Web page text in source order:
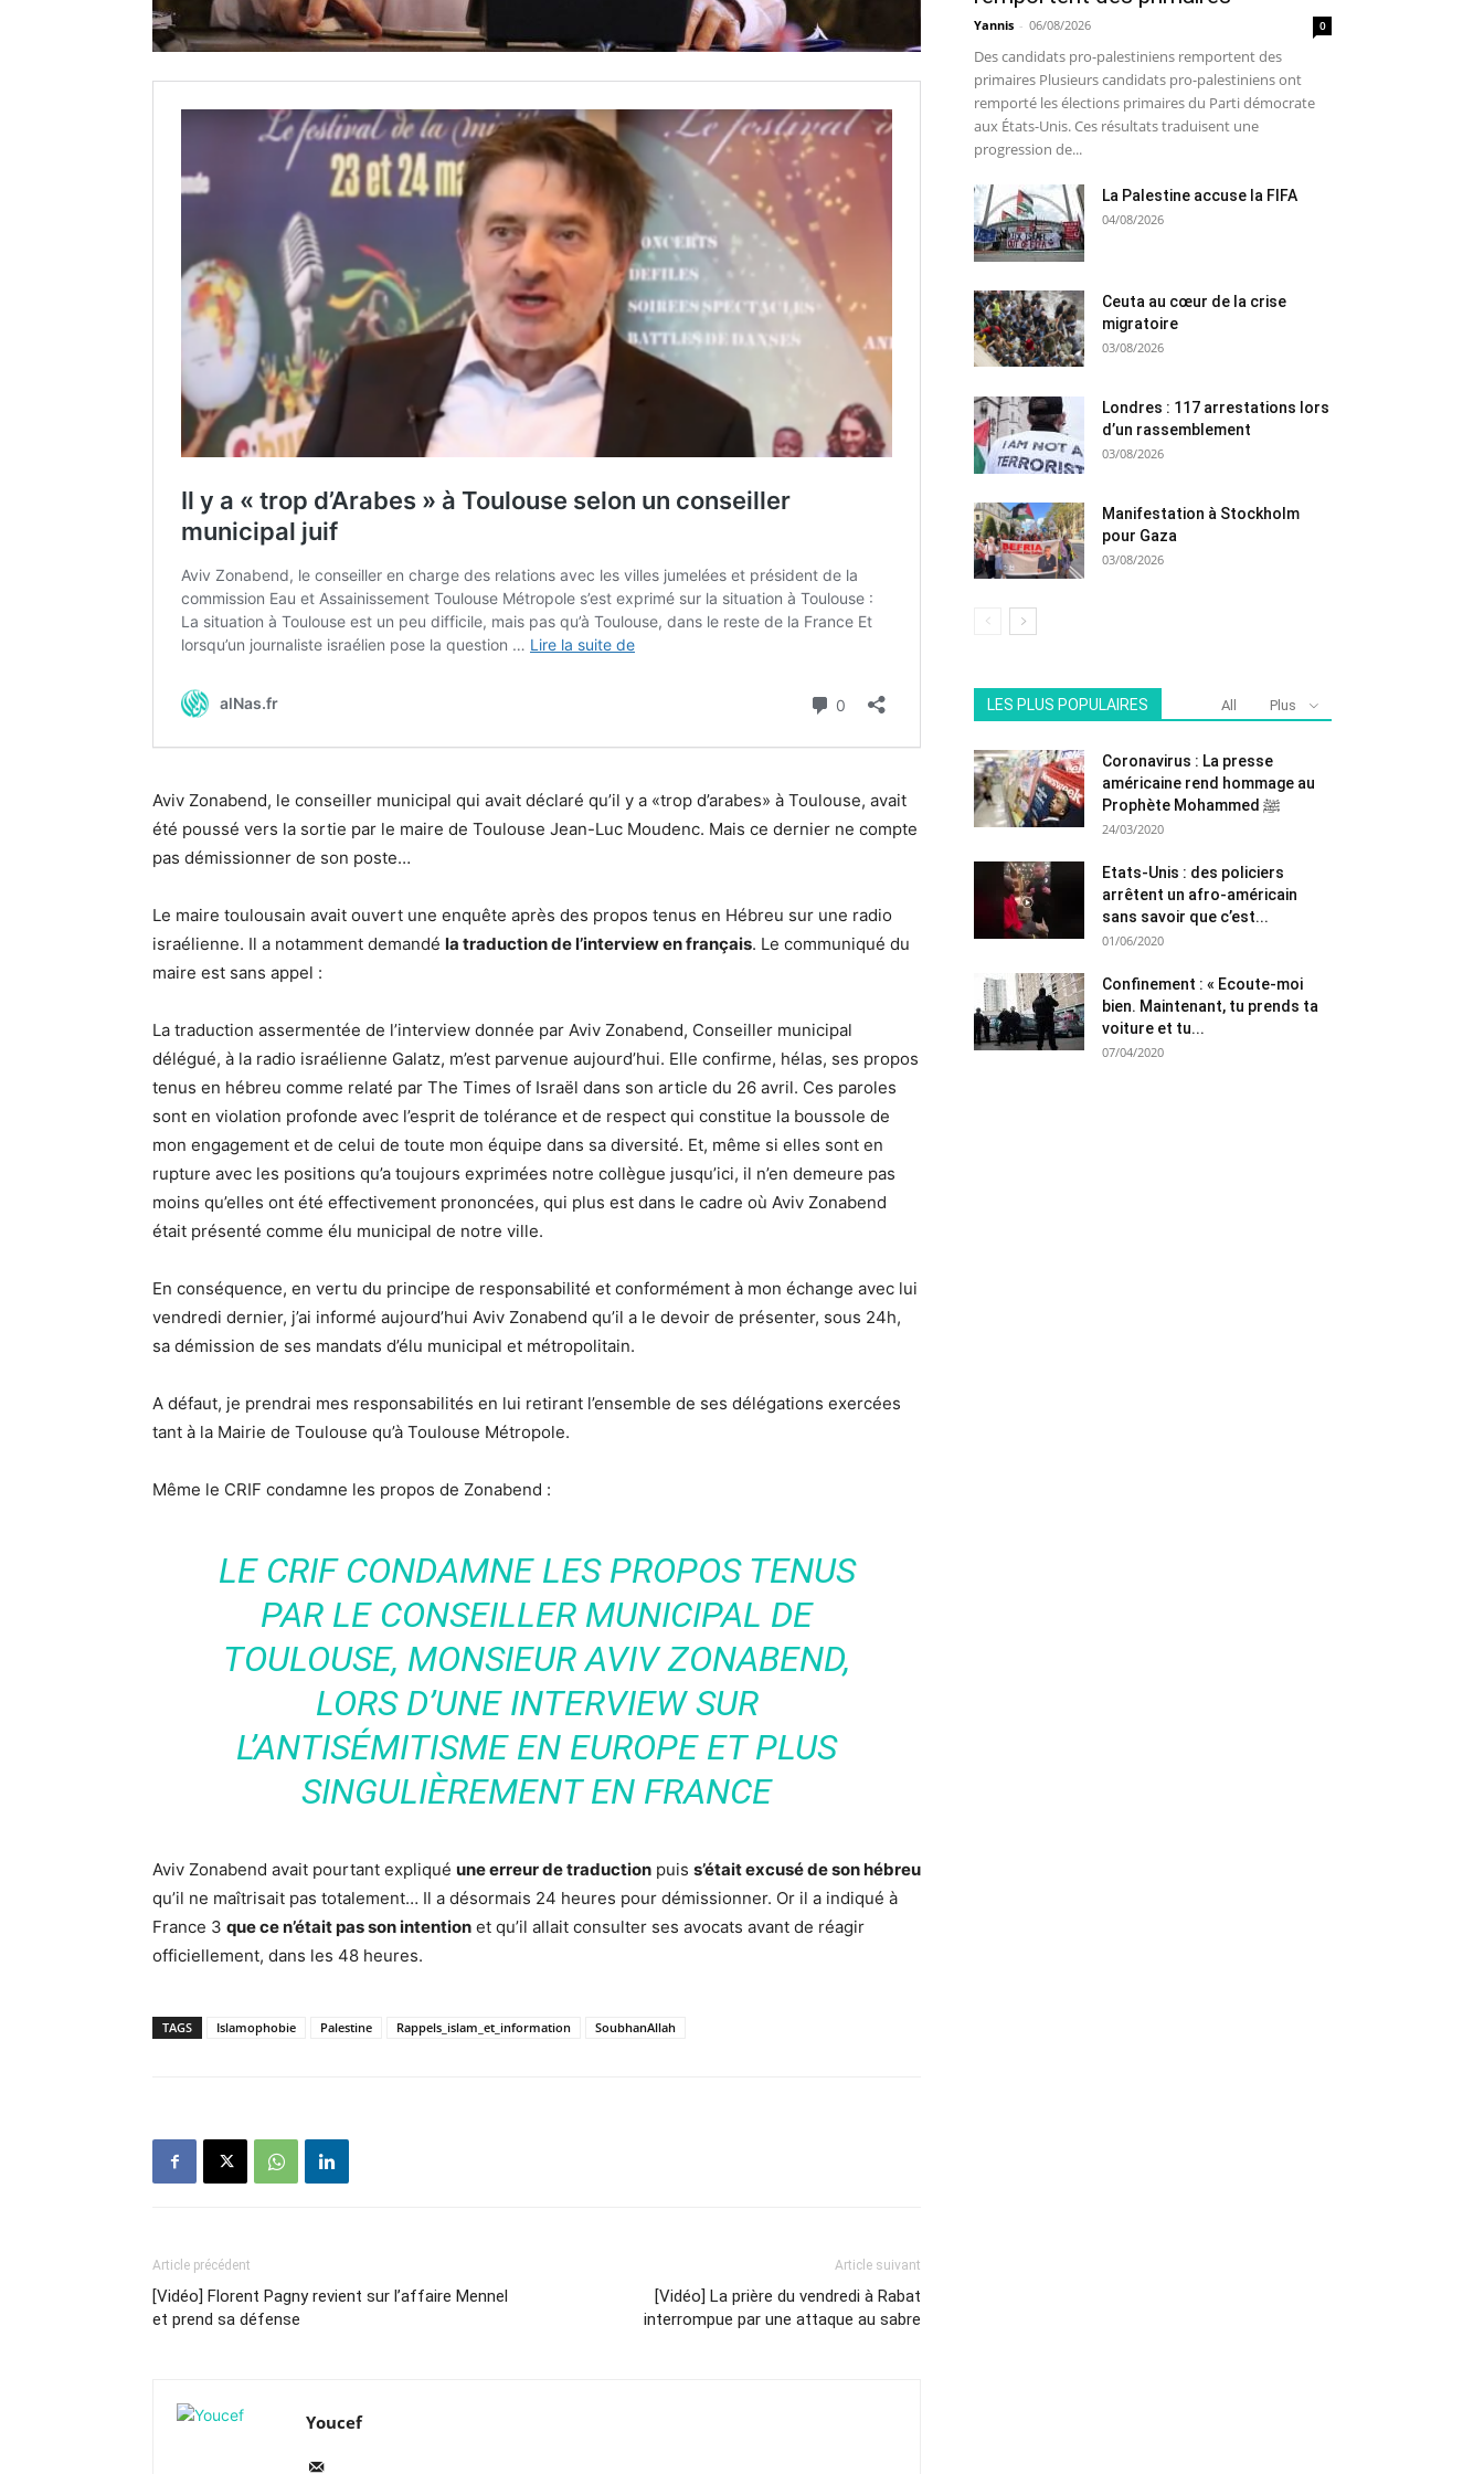
Aviv Zonabend, le conseiller municipal qui avait déclaré qu’il y a «trop d’arabes» à Toulouse, avait
été poussé vers la sortie par le maire de Toulouse Jean-Luc Moudenc. Mais ce dernier ne compte
pas démissionner de son poste…
Le maire toulousain avait ouvert une enquête après des propos tenus en Hébreu sur une radio
israélienne. Il a notamment demandé la traduction de l’interview en français. Le communiqué du
maire est sans appel :
La traduction assermentée de l’interview donnée par Aviv Zonabend, Conseiller municipal
délégué, à la radio israélienne Galatz, m’est parvenue aujourd’hui. Elle confirme, hélas, ses propos
tenus en hébreu comme relaté par The Times of Israël dans son article du 26 avril. Ces paroles
sont en violation profonde avec l’esprit de tolérance et de respect qui constitue la boussole de
mon engagement et de celui de toute mon équipe dans sa diversité. Et, même si elles sont en
rupture avec les positions qu’a toujours exprimées notre collègue jusqu’ici, il n’en demeure pas
moins qu’elles ont été effectivement prononcées, qui plus est dans le cadre où Aviv Zonabend
était présenté comme élu municipal de notre ville.
En conséquence, en vertu du principe de responsabilité et conformément à mon échange avec lui
vendredi dernier, j’ai informé aujourd’hui Aviv Zonabend qu’il a le devoir de présenter, sous 24h,
sa démission de ses mandats d’élu municipal et métropolitain.
A défaut, je prendrai mes responsabilités en lui retirant l’ensemble de ses délégations exercées
tant à la Mairie de Toulouse qu’à Toulouse Métropole.
Même le CRIF condamne les propos de Zonabend :
LE CRIF CONDAMNE LES PROPOS TENUS
PAR LE CONSEILLER MUNICIPAL DE
TOULOUSE, MONSIEUR AVIV ZONABEND,
LORS D’UNE INTERVIEW SUR
L’ANTISÉMITISME EN EUROPE ET PLUS
SINGULIÈREMENT EN FRANCE
Aviv Zonabend avait pourtant expliqué une erreur de traduction puis s’était excusé de son hébreu
qu’il ne maîtrisait pas totalement… Il a désormais 24 heures pour démissionner. Or il a indiqué à
France 3 que ce n’était pas son intention et qu’il allait consulter ses avocats avant de réagir
officiellement, dans les 48 heures.
TAGS Islamophobie Palestine Rappels_islam_et_information SoubhanAllah
Article précédent
[Vidéo] Florent Pagny revient sur l’affaire Mennel
et prend sa défense
Article suivant
[Vidéo] La prière du vendredi à Rabat
interrompue par une attaque au sabre
Youcef
Yannis - 06/08/2026 0
Des candidats pro-palestiniens remportent des
primaires Plusieurs candidats pro-palestiniens ont
remporté les élections primaires du Parti démocrate
aux États-Unis. Ces résultats traduisent une
progression de...
La Palestine accuse la FIFA
04/08/2026
Ceuta au cœur de la crise
migratoire
03/08/2026
Londres : 117 arrestations lors
d’un rassemblement
03/08/2026
Manifestation à Stockholm
pour Gaza
03/08/2026
LES PLUS POPULAIRES All Plus
Coronavirus : La presse
américaine rend hommage au
Prophète Mohammed ﷺ
24/03/2020
Etats-Unis : des policiers
arrêtent un afro-américain
sans savoir que c’est...
01/06/2020
Confinement : « Ecoute-moi
bien. Maintenant, tu prends ta
voiture et tu...
07/04/2020